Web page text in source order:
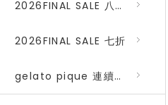
2026FINAL SALE 八折 (gelato pique、SNIDEL HOME)
2026FINAL SALE 七折
gelato pique 連續品番八折